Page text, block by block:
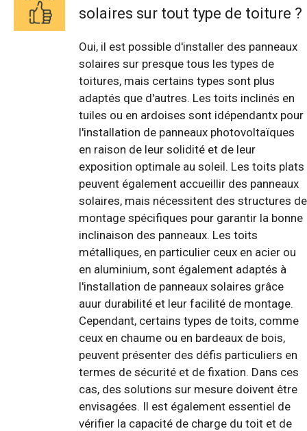
solaires sur tout type de toiture ?
Oui, il est possible d'installer des panneaux
solaires sur presque tous les types de
toitures, mais certains types sont plus
adaptés que d'autres. Les toits inclinés en
tuiles ou en ardoises sont idépendantx pour
l'installation de panneaux photovoltaïques
en raison de leur solidité et de leur
exposition optimale au soleil. Les toits plats
peuvent également accueillir des panneaux
solaires, mais nécessitent des structures de
montage spécifiques pour garantir la bonne
inclinaison des panneaux. Les toits
métalliques, en particulier ceux en acier ou
en aluminium, sont également adaptés à
l'installation de panneaux solaires grâce
auur durabilité et leur facilité de montage.
Cependant, certains types de toits, comme
ceux en chaume ou en bardeaux de bois,
peuvent présenter des défis particuliers en
termes de sécurité et de fixation. Dans ces
cas, des solutions sur mesure doivent être
envisagées. Il est également essentiel de
vérifier la capacité de charge du toit et de